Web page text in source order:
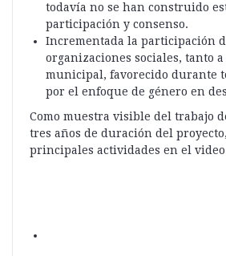
todavía no se han construido
participación y consenso.
Incrementada la participación
organizaciones sociales, tanto
municipal, favorecido durante
por el enfoque de género en
Como muestra visible del trabajo
tres años de duración del
principales actividades en el